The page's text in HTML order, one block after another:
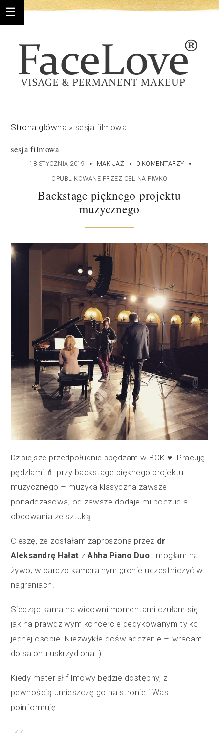
Strona główna » sesja filmowa
sesja filmowa
18 STYCZNIA 2019 · MAKIJAŻ · 0 KOMENTARZY ·
OPUBLIKOWANE PRZEZ CELINA PIWKO
Backstage pięknego projektu
muzycznego
Dzisiejsze przedpołudnie spędzam w BCK ♥️. Pracuję
pędzlami 💄 przy backstage pięknego projektu
muzycznego – muzyka klasyczna zawsze
ponadczasowa, od zawsze dodaje mi poczucia
obcowania ze sztuką…
Cieszę, że zostałam zaproszona przez dr
Aleksandrę Hałat zAhha Piano Duo i mogłam na
żywo, w bardzo kameralnym gronie uczestniczyć w
nagraniach.
Siedząc sama na widowni momentami czułam się
jak na prawdziwym koncercie dedykowanym tylko
jednej osobie. Niezwykłe doświadczenie – wracam
do salonu uskrzydlona :).
Kiedy materiał filmowy będzie dostępny, z
pewnością umieszczę go na stronie i Was
poinformuję.